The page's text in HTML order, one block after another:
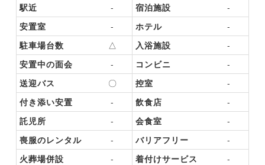
駅近 - 宿泊施設
-
安置室
- ホテル
-
駐車場台数
△ 入浴施設
-
安置中の面会
- コンビニ
-
送迎バス
〇 控室
-
付き添い安置
- 飲食店
-
託児所
- 会食室
-
喪服のレンタル
- バリアフリー
-
火葬場併設
- 着付けサービス
-